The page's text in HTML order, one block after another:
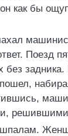
как бы
Поезд
без